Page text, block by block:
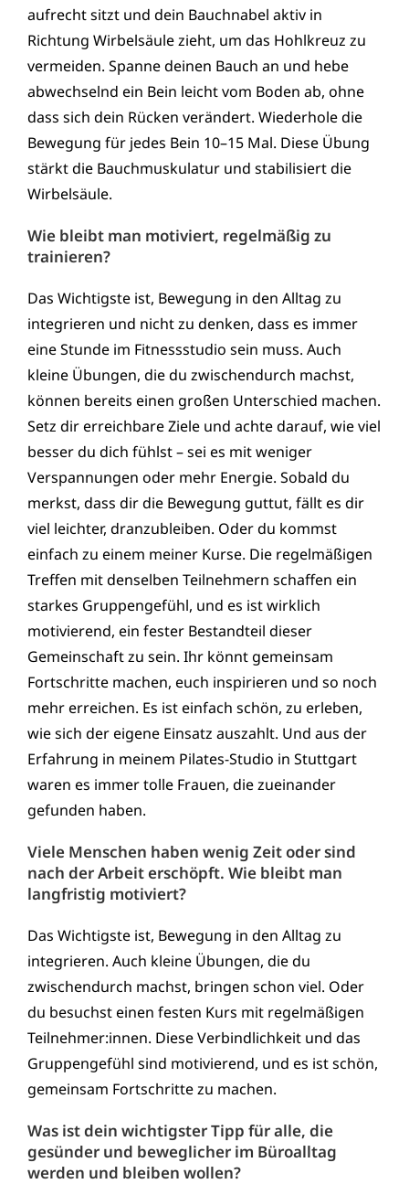
aufrecht sitzt und dein Bauchnabel aktiv in
Richtung Wirbelsäule zieht, um das Hohlkreuz zu
vermeiden. Spanne deinen Bauch an und hebe
abwechselnd ein Bein leicht vom Boden ab, ohne
dass sich dein Rücken verändert. Wiederhole die
Bewegung für jedes Bein 10–15 Mal. Diese Übung
stärkt die Bauchmuskulatur und stabilisiert die
Wirbelsäule.
Wie bleibt man motiviert, regelmäßig zu
trainieren?
Das Wichtigste ist, Bewegung in den Alltag zu
integrieren und nicht zu denken, dass es immer
eine Stunde im Fitnessstudio sein muss. Auch
kleine Übungen, die du zwischendurch machst,
können bereits einen großen Unterschied machen.
Setz dir erreichbare Ziele und achte darauf, wie viel
besser du dich fühlst – sei es mit weniger
Verspannungen oder mehr Energie. Sobald du
merkst, dass dir die Bewegung guttut, fällt es dir
viel leichter, dranzubleiben. Oder du kommst
einfach zu einem meiner Kurse. Die regelmäßigen
Treffen mit denselben Teilnehmern schaffen ein
starkes Gruppengefühl, und es ist wirklich
motivierend, ein fester Bestandteil dieser
Gemeinschaft zu sein. Ihr könnt gemeinsam
Fortschritte machen, euch inspirieren und so noch
mehr erreichen. Es ist einfach schön, zu erleben,
wie sich der eigene Einsatz auszahlt. Und aus der
Erfahrung in meinem Pilates-Studio in Stuttgart
waren es immer tolle Frauen, die zueinander
gefunden haben.
Viele Menschen haben wenig Zeit oder sind
nach der Arbeit erschöpft. Wie bleibt man
langfristig motiviert?
Das Wichtigste ist, Bewegung in den Alltag zu
integrieren. Auch kleine Übungen, die du
zwischendurch machst, bringen schon viel. Oder
du besuchst einen festen Kurs mit regelmäßigen
Teilnehmer:innen. Diese Verbindlichkeit und das
Gruppengefühl sind motivierend, und es ist schön,
gemeinsam Fortschritte zu machen.
Was ist dein wichtigster Tipp für alle, die
gesünder und beweglicher im Büroalltag
werden und bleiben wollen?